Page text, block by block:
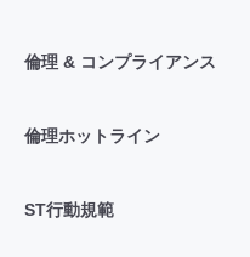
倫理 & コンプライアンス
倫理ホットライン
ST行動規範